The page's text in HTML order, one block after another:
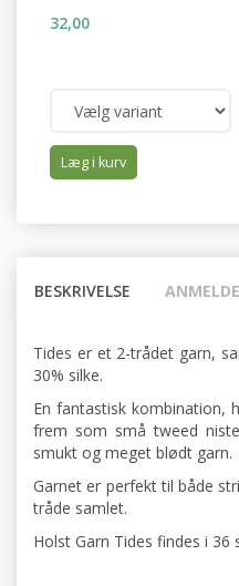
32,00
Læg i kurv
BESKRIVELSE
Tides er et 2-trådet garn,
30% silke.
En fantastisk kombination,
frem som små tweed
smukt og meget blødt garn.
Garnet er perfekt til både
tråde samlet.
Holst Garn Tides findes i 36